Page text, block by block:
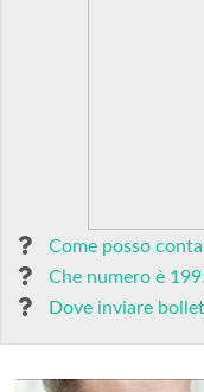
Come posso
Che numero è
Dove inviare